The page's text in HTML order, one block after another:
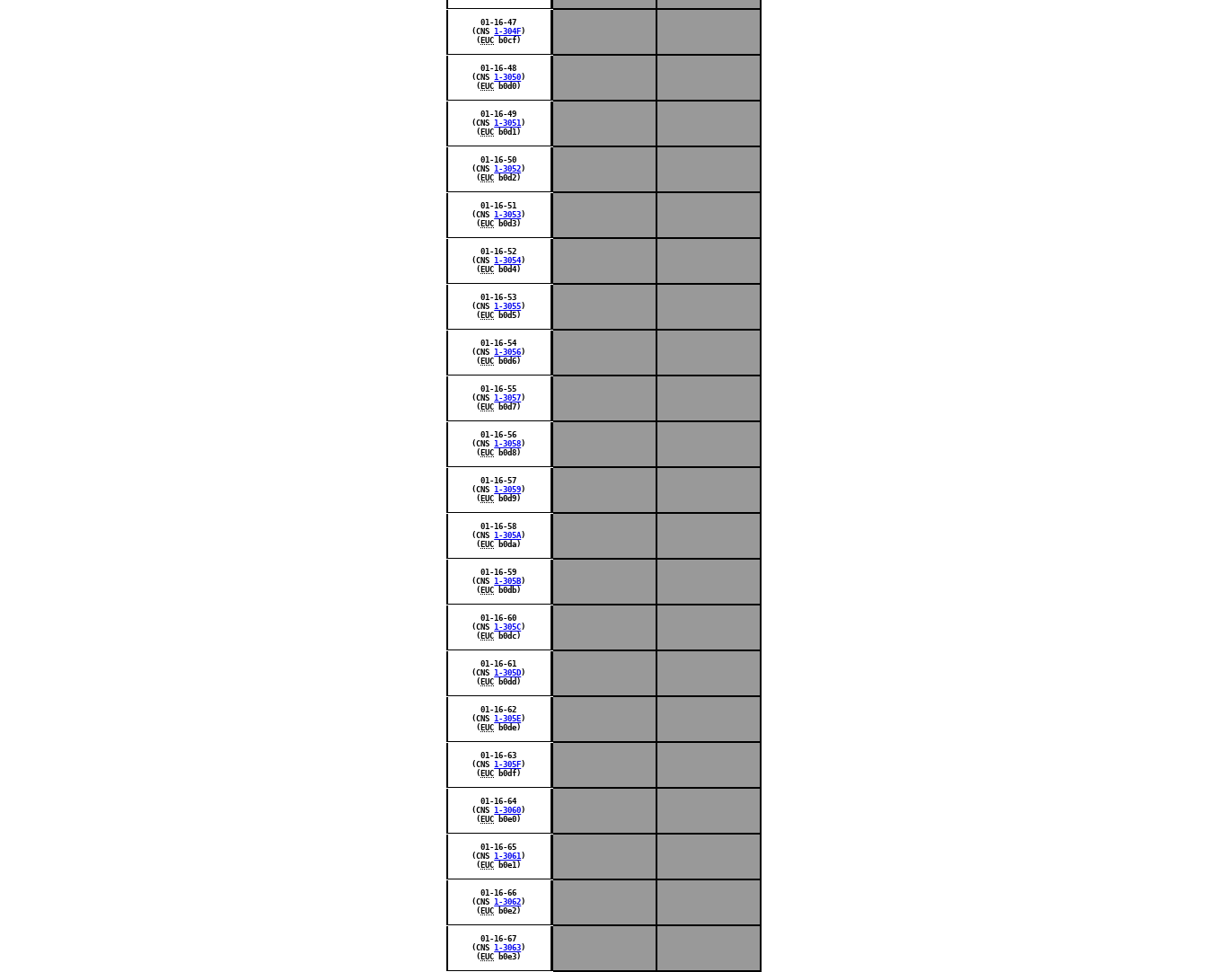
01-16-47
(CNS 1-304F )
( EUC b0cf)
01-16-48
(CNS 1-3050 )
( EUC b0d0)
01-16-49
(CNS 1-3051 )
( EUC b0d1)
01-16-50
(CNS 1-3052 )
( EUC b0d2)
01-16-51
(CNS 1-3053 )
( EUC b0d3)
01-16-52
(CNS 1-3054 )
( EUC b0d4)
01-16-53
(CNS 1-3055 )
( EUC b0d5)
01-16-54
(CNS 1-3056 )
( EUC b0d6)
01-16-55
(CNS 1-3057 )
( EUC b0d7)
01-16-56
(CNS 1-3058 )
( EUC b0d8)
01-16-57
(CNS 1-3059 )
( EUC b0d9)
01-16-58
(CNS 1-305A )
( EUC b0da)
01-16-59
(CNS 1-305B )
( EUC b0db)
01-16-60
(CNS 1-305C )
( EUC b0dc)
01-16-61
(CNS 1-305D )
( EUC b0dd)
01-16-62
(CNS 1-305E )
( EUC b0de)
01-16-63
(CNS 1-305F )
( EUC b0df)
01-16-64
(CNS 1-3060 )
( EUC b0e0)
01-16-65
(CNS 1-3061 )
( EUC b0e1)
01-16-66
(CNS 1-3062 )
( EUC b0e2)
01-16-67
(CNS 1-3063 )
( EUC b0e3)